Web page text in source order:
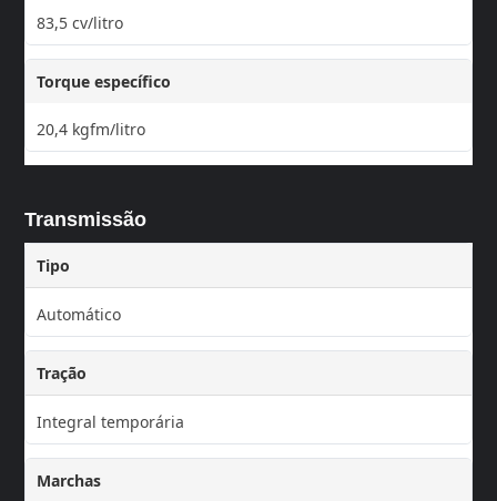
83,5 cv/litro
Torque específico
20,4 kgfm/litro
Transmissão
Tipo
Automático
Tração
Integral temporária
Marchas